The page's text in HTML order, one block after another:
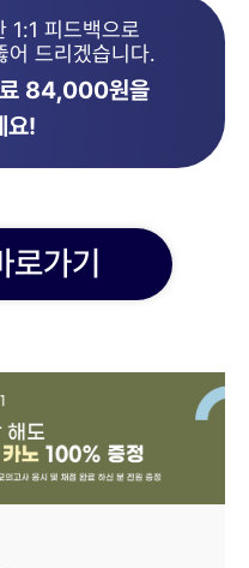
1:1 피드백으로
어 드리겠습니다.
료 84,000원을
요!
가기